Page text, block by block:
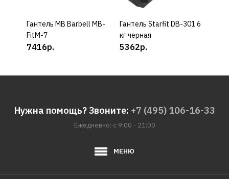
КУПИТЬ
Гантель MB Barbell MB-
FitM-7
7416р.
КУПИТЬ
Гантель Starfit DB-301 6
кг черная
5362р.
Нужна помощь? Звоните: +7 (495) 106-16-33
Ежедневно: с 9:00 - 21:00
МЕНЮ